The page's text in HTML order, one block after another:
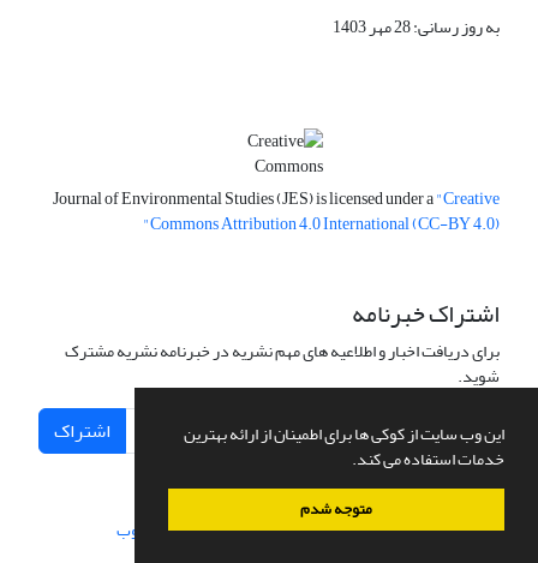
این وب سایت از کوکی ها برای اطمینان از ارائه بهترین
خدمات استفاده می کند.
متوجه شدم
به روز رسانی: 28 مهر 1403
Journal of Environmental Studies (JES) is licensed under a"Creative
Commons Attribution 4.0 International (CC-BY 4.0)"
اشتراک خبرنامه
برای دریافت اخبار و اطلاعیه های مهم نشریه در خبرنامه نشریه مشترک
شوید.
اشتراک
سامانه مدیریت نشریات علمی.طراحی و پیاده سازی از سیناوب